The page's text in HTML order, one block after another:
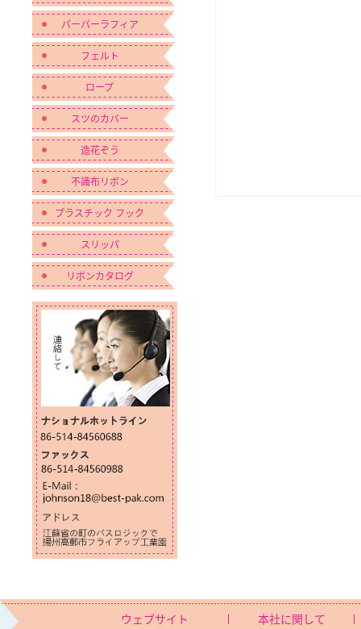
パーパーラフィア
フェルト
ロープ
スツのカバー
造花ぞう
不識布リボン
プラスチック フック
スリッパ
リボンカタログ
ウェブサイト 本社に関して